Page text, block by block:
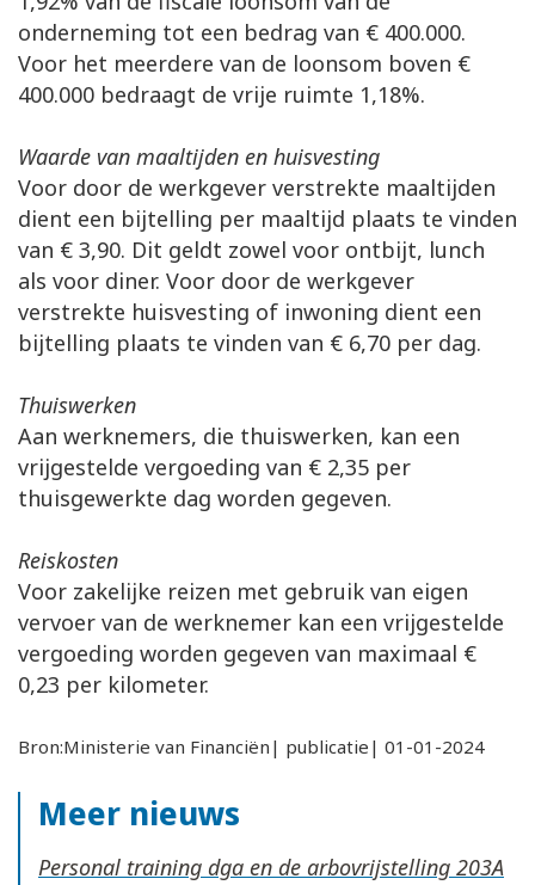
onderneming tot een bedrag van € 400.000.
Voor het meerdere van de loonsom boven €
400.000 bedraagt de vrije ruimte 1,18%.
Waarde van maaltijden en huisvesting
Voor door de werkgever verstrekte maaltijden
dient een bijtelling per maaltijd plaats te vinden
van € 3,90. Dit geldt zowel voor ontbijt, lunch
als voor diner. Voor door de werkgever
verstrekte huisvesting of inwoning dient een
bijtelling plaats te vinden van € 6,70 per dag.
Thuiswerken
Aan werknemers, die thuiswerken, kan een
vrijgestelde vergoeding van € 2,35 per
thuisgewerkte dag worden gegeven.
Reiskosten
Voor zakelijke reizen met gebruik van eigen
vervoer van de werknemer kan een vrijgestelde
vergoeding worden gegeven van maximaal €
0,23 per kilometer.
Bron:Ministerie van Financiën| publicatie| 01-01-2024
Meer nieuws
Personal training dga en de arbovrijstelling